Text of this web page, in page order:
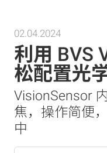
02.04.2024
利用 BVS
松配置光
VisionSensor
焦，操作简便
中